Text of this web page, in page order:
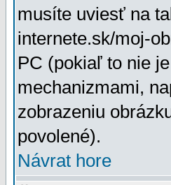
musíte uviesť na
internete.sk/moj-
PC (pokiaľ to nie
mechanizmami,
zobrazeniu
povolené).
Návrat hore